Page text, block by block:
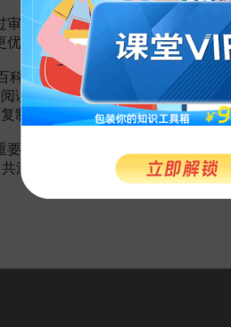
充新內容或修改錯誤內容，請
24頁
貨
研究
研究
审慎地考虑，我们决定推出VIP会
优质的内容。
科VIP会员（9.9元 / 年， 点击开通
读；
制。
要的是长期以来您对百科频道的支
渡难关，共同见证彼此的成长和进